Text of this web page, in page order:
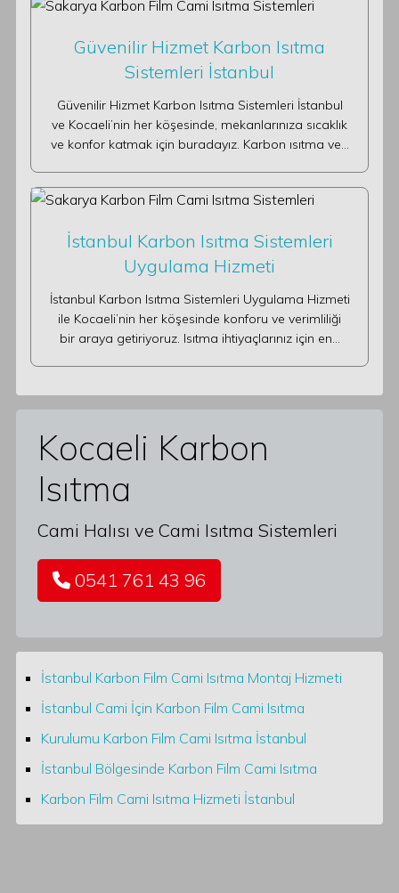
Güvenilir Hizmet Karbon Isıtma
Sistemleri İstanbul
Güvenilir Hizmet Karbon Isıtma Sistemleri İstanbul
ve Kocaeli’nin her köşesinde, mekanlarınıza sıcaklık
ve konfor katmak için buradayız. Karbon ısıtma ve…
İstanbul Karbon Isıtma Sistemleri
Uygulama Hizmeti
İstanbul Karbon Isıtma Sistemleri Uygulama Hizmeti
ile Kocaeli’nin her köşesinde konforu ve verimliliği
bir araya getiriyoruz. Isıtma ihtiyaçlarınız için en…
Kocaeli Karbon
Isıtma
Cami Halısı ve Cami Isıtma Sistemleri
0541 761 43 96
İstanbul Karbon Film Cami Isıtma Montaj Hizmeti
İstanbul Cami İçin Karbon Film Cami Isıtma
Kurulumu Karbon Film Cami Isıtma İstanbul
İstanbul Bölgesinde Karbon Film Cami Isıtma
Karbon Film Cami Isıtma Hizmeti İstanbul